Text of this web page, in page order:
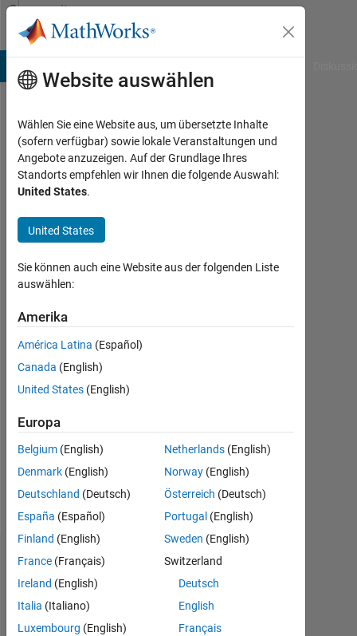
Weiter zum Inhalt
Community
Profile
Tiffany
Orogun
Last
mehr
als 5
Jahre
Aktiv
seit
2020
0
Following:
0
Follow
Abzeichen
Orogun's
Abzeichen
Website auswählen
Wählen Sie eine Website aus, um übersetzte Inhalte
(sofern verfügbar) sowie lokale Veranstaltungen und
Angebote anzuzeigen. Auf der Grundlage Ihres
Standorts empfehlen wir Ihnen die folgende Auswahl:
United States.
United States
Sie können auch eine Website aus der folgenden Liste
auswählen:
Amerika
América Latina (Español)
Canada (English)
United States (English)
Europa
Belgium (English)
Denmark (English)
Deutschland (Deutsch)
España (Español)
Finland (English)
France (Français)
Ireland (English)
Italia (Italiano)
Luxembourg (English)
Netherlands (English)
Norway (English)
Österreich (Deutsch)
Portugal (English)
Sweden (English)
Switzerland
Deutsch
English
Français